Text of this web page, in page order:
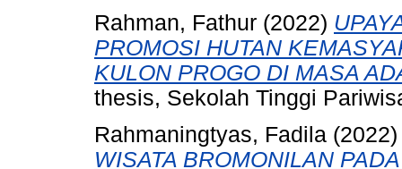
Rahman, Fathur (2022)
PROMOSI HUTAN
KULON PROGO DI MASA
thesis, Sekolah Tinggi
Rahmaningtyas, Fadila
WISATA BROMONILAN